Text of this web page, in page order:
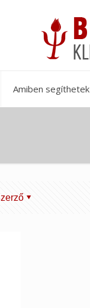
Amiben segíthetek